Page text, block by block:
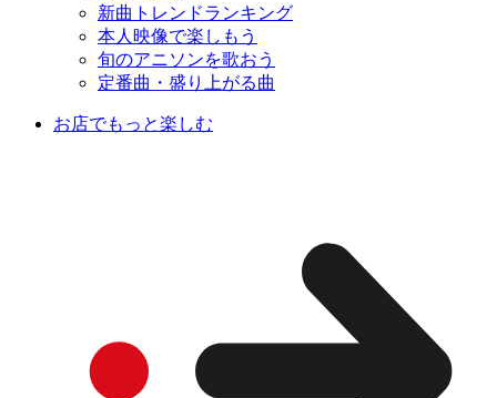
新曲トレンドランキング
本人映像で楽しもう
旬のアニソンを歌おう
定番曲・盛り上がる曲
お店でもっと楽しむ